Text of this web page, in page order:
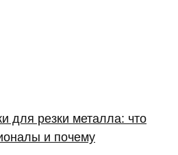
для резки металла: что
и почему